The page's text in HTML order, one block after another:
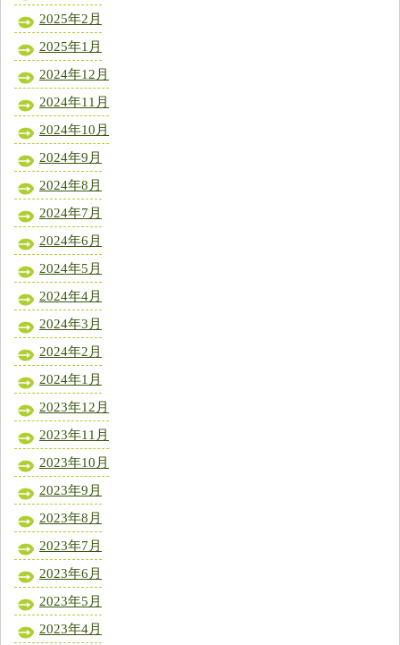
2025年2月
2025年1月
2024年12月
2024年11月
2024年10月
2024年9月
2024年8月
2024年7月
2024年6月
2024年5月
2024年4月
2024年3月
2024年2月
2024年1月
2023年12月
2023年11月
2023年10月
2023年9月
2023年8月
2023年7月
2023年6月
2023年5月
2023年4月